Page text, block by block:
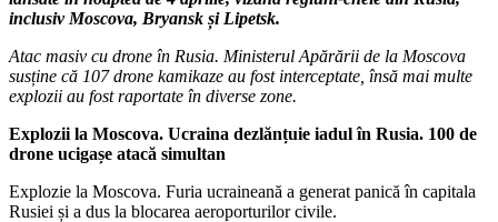
inclusiv Moscova, Bryansk și Lipetsk.
Atac masiv cu drone în Rusia. Ministerul Apărării de la Moscova
susține că 107 drone kamikaze au fost interceptate, însă mai multe
explozii au fost raportate în diverse zone.
Explozii la Moscova. Ucraina dezlănțuie iadul în Rusia. 100 de
drone ucigașe atacă simultan
Explozie la Moscova. Furia ucraineană a generat panică în capitala
Rusiei și a dus la blocarea aeroporturilor civile.